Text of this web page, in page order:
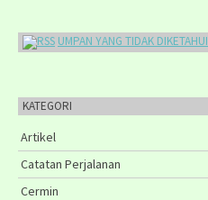
UMPAN YANG TIDAK DIKETAHUI
KATEGORI
Artikel
Catatan Perjalanan
Cermin